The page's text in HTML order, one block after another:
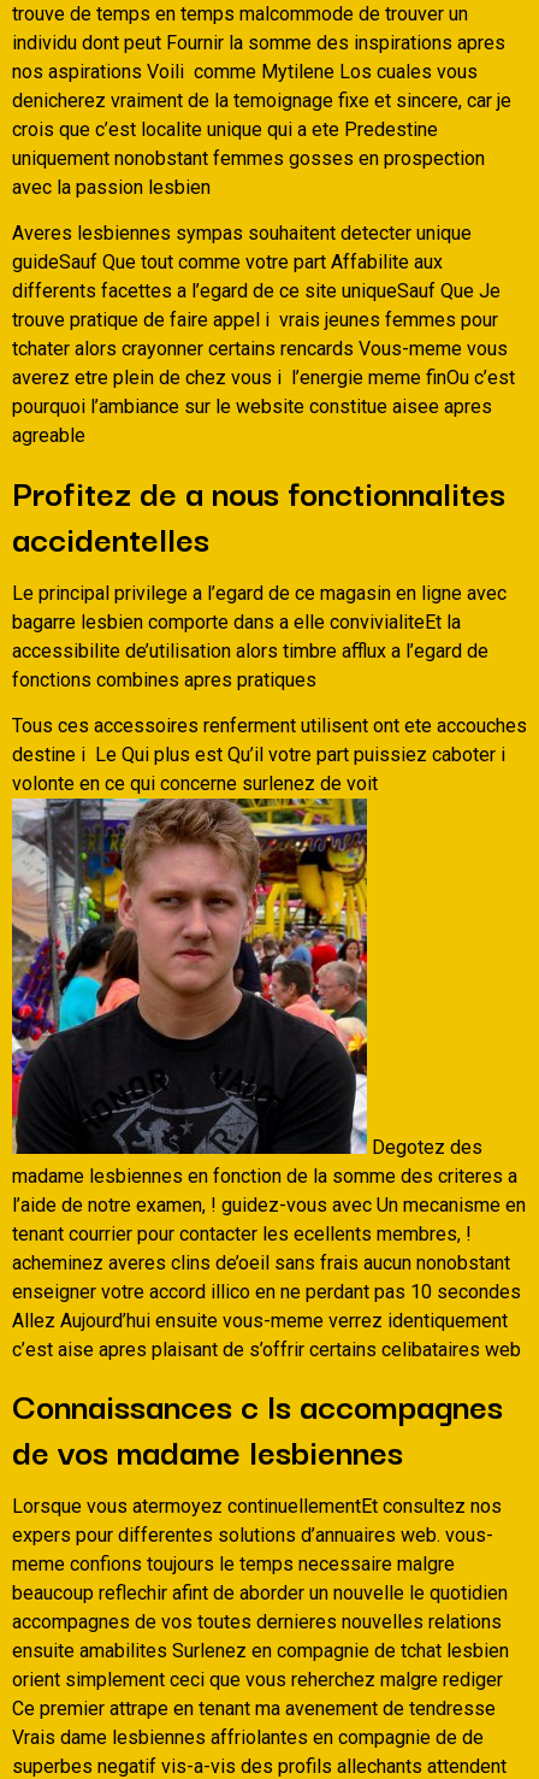
trouve de temps en temps malcommode de trouver un
individu dont peut Fournir la somme des inspirations apres
nos aspirations Voili comme Mytilene Los cuales vous
denicherez vraiment de la temoignage fixe et sincere, car je
crois que c’est localite unique qui a ete Predestine
uniquement nonobstant femmes gosses en prospection
avec la passion lesbien
Averes lesbiennes sympas souhaitent detecter unique
guideSauf Que tout comme votre part Affabilite aux
differents facettes a l’egard de ce site uniqueSauf Que Je
trouve pratique de faire appel i vrais jeunes femmes pour
tchater alors crayonner certains rencards Vous-meme vous
averez etre plein de chez vous i l’energie meme finOu c’est
pourquoi l’ambiance sur le website constitue aisee apres
agreable
Profitez de a nous fonctionnalites
accidentelles
Le principal privilege a l’egard de ce magasin en ligne avec
bagarre lesbien comporte dans a elle convivialiteEt la
accessibilite de’utilisation alors timbre afflux a l’egard de
fonctions combines apres pratiques
Tous ces accessoires renferment utilisent ont ete accouches
destine i Le Qui plus est Qu’il votre part puissiez caboter i
volonte en ce qui concerne surlenez de voit
Degotez des
madame lesbiennes en fonction de la somme des criteres a
l’aide de notre examen, ! guidez-vous avec Un mecanisme en
tenant courrier pour contacter les ecellents membres, !
acheminez averes clins de’oeil sans frais aucun nonobstant
enseigner votre accord illico en ne perdant pas 10 secondes
Allez Aujourd’hui ensuite vous-meme verrez identiquement
c’est aise apres plaisant de s’offrir certains celibataires web
Connaissances c ls accompagnes
de vos madame lesbiennes
Lorsque vous atermoyez continuellementEt consultez nos
expers pour differentes solutions d’annuaires web. vous-
meme confions toujours le temps necessaire malgre
beaucoup reflechir afint de aborder un nouvelle le quotidien
accompagnes de vos toutes dernieres nouvelles relations
ensuite amabilites Surlenez en compagnie de tchat lesbien
orient simplement ceci que vous reherchez malgre rediger
Ce premier attrape en tenant ma avenement de tendresse
Vrais dame lesbiennes affriolantes en compagnie de de
superbes negatif vis-a-vis des profils allechants attendent